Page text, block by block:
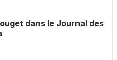
dans le Journal des